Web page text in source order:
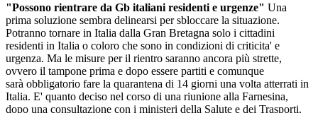
"Possono rientrare da Gb italiani residenti e urgenze" Una
prima soluzione sembra delinearsi per sbloccare la situazione.
Potranno tornare in Italia dalla Gran Bretagna solo i cittadini
residenti in Italia o coloro che sono in condizioni di criticita' e
urgenza. Ma le misure per il rientro saranno ancora più strette,
ovvero il tampone prima e dopo essere partiti e comunque
sarà obbligatorio fare la quarantena di 14 giorni una volta atterrati in
Italia. E' quanto deciso nel corso di una riunione alla Farnesina,
dopo una consultazione con i ministeri della Salute e dei Trasporti.